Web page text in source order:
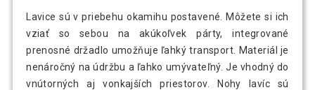
Lavice sú v priebehu okamihu postavené. Môžete si ich
vziať so sebou na akúkoľvek párty, integrované
prenosné držadlo umožňuje ľahký transport. Materiál je
nenáročný na údržbu a ľahko umývateľný. Je vhodný do
vnútorných aj vonkajších priestorov. Nohy lavíc sú